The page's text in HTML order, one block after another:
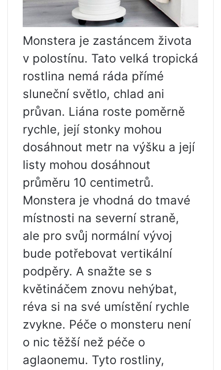
Monstera je zastáncem života
v polostínu. Tato velká tropická
rostlina nemá ráda přímé
sluneční světlo, chlad ani
průvan. Liána roste poměrně
rychle, její stonky mohou
dosáhnout metr na výšku a její
listy mohou dosáhnout
průměru 10 centimetrů.
Monstera je vhodná do tmavé
místnosti na severní straně,
ale pro svůj normální vývoj
bude potřebovat vertikální
podpěry. A snažte se s
květináčem znovu nehýbat,
réva si na své umístění rychle
zvykne. Péče o monsteru není
o nic těžší než péče o
aglaonemu. Tyto rostliny,